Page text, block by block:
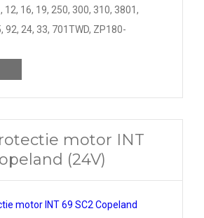
12, 16, 19, 250, 300, 310, 3801,
92, 24, 33, 701TWD, ZP180-
motor INT
(24V)